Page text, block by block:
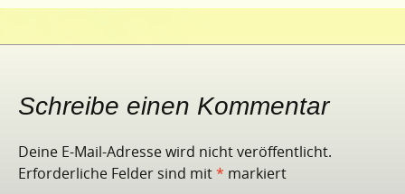
Schreibe einen Kommentar
Deine E-Mail-Adresse wird nicht veröffentlicht.
Erforderliche Felder sind mit* markiert